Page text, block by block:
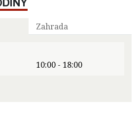
Zahrada
10:00 - 18:00